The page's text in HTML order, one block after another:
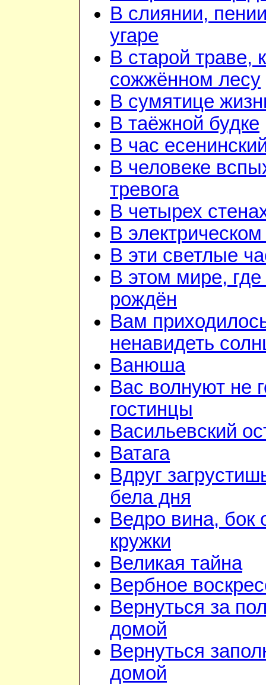
В слиянии,
угаре
В старой траве,
сожжённом лесу
В сумятице
В таёжной будке
В час
В человеке
тревога
В четырех
В
В эти светлые
В этом мире,
рождён
Вам
ненавидеть
Ванюша
Вас волнуют не
гостинцы
Васильевский
Ватага
Вдруг
бела дня
Ведро вина, бок
кружки
Великая тайна
Вербное
Вернуться за
домой
Вернуться
домой